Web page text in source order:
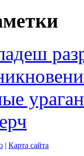
| Карта сайта